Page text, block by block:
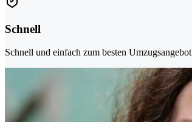
Schnell
Schnell und einfach zum besten Umzugsangebot